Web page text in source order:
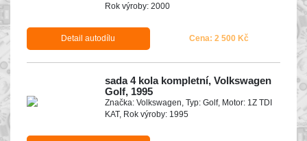
Rok výroby: 2000
Detail autodílu Cena: 2 500 Kč
sada 4 kola kompletní, Volkswagen
Golf, 1995
Značka: Volkswagen, Typ: Golf, Motor: 1Z TDI
KAT, Rok výroby: 1995